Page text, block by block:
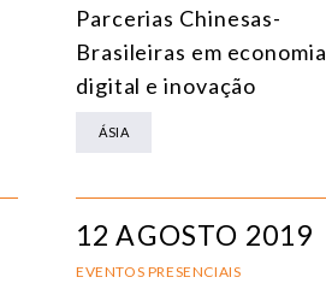
Parcerias Chinesas-
Brasileiras em economia
digital e inovação
ÁSIA
12 AGOSTO 2019
EVENTOS PRESENCIAIS